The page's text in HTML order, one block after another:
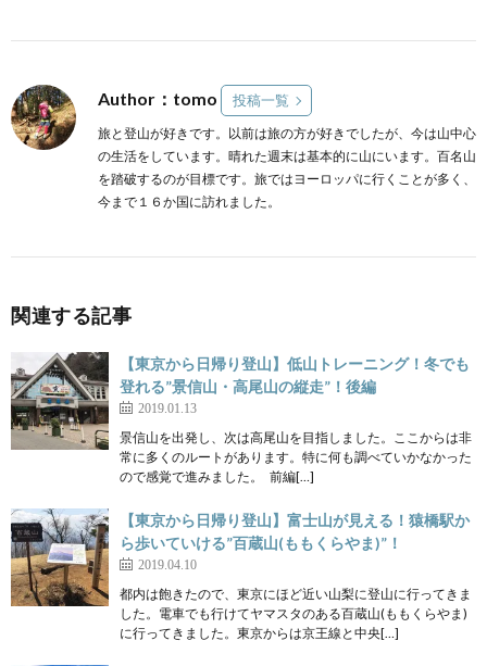
Author：tomo 投稿一覧
旅と登山が好きです。以前は旅の方が好きでしたが、今は山中心
の生活をしています。晴れた週末は基本的に山にいます。百名山
を踏破するのが目標です。旅ではヨーロッパに行くことが多く、
今まで１６か国に訪れました。
関連する記事
【東京から日帰り登山】低山トレーニング！冬でも
登れる”景信山・高尾山の縦走”！後編
2019.01.13
景信山を出発し、次は高尾山を目指しました。ここからは非
常に多くのルートがあります。特に何も調べていかなかった
ので感覚で進みました。 前編[…]
【東京から日帰り登山】富士山が見える！猿橋駅か
ら歩いていける”百蔵山(ももくらやま)”！
2019.04.10
都内は飽きたので、東京にほど近い山梨に登山に行ってきま
した。電車でも行けてヤマスタのある百蔵山(ももくらやま)
に行ってきました。東京からは京王線と中央[…]